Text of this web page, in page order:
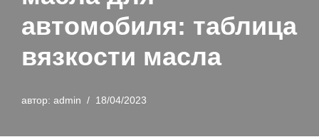
автомобиля: таблица
вязкости масла
автор: admin 18/04/2023